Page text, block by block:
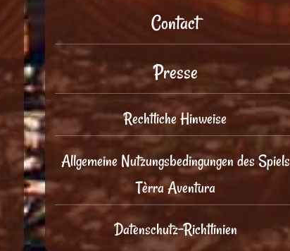
Contact
Presse
Rechtliche Hinweise
Allgemeine Nutzungsbedingungen des Spiels
Tèrra Aventura
Datenschutz-Richtlinien